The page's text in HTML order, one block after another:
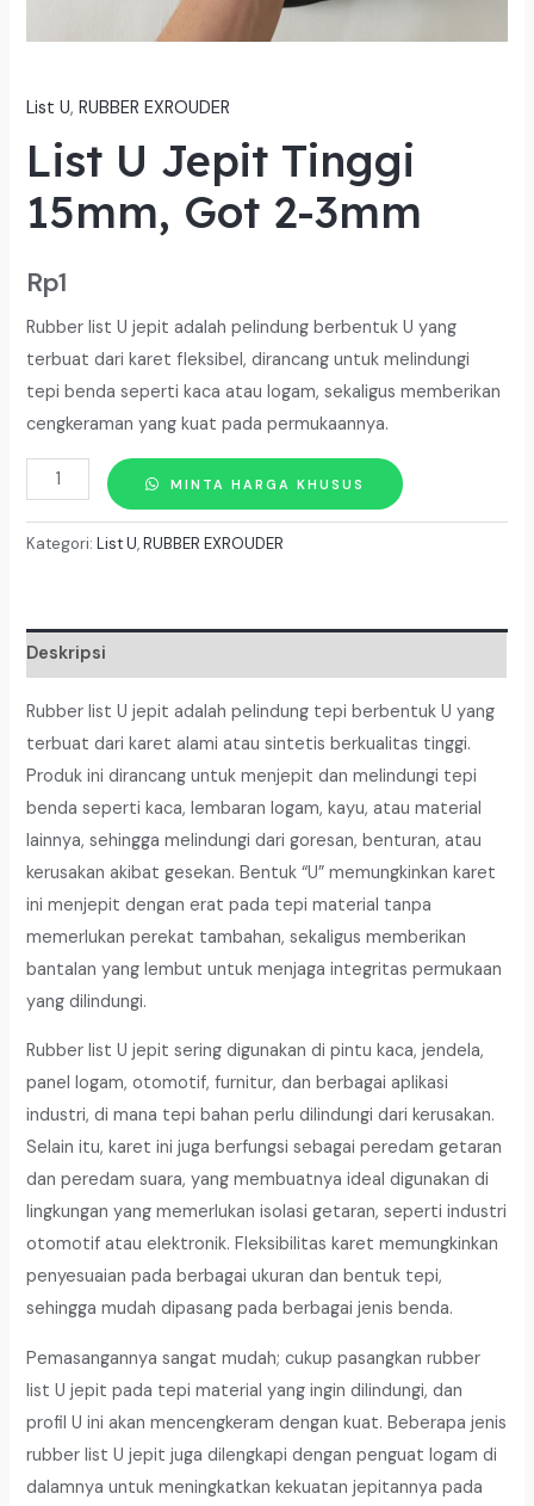
List U,RUBBER EXROUDER
List U Jepit Tinggi
15mm, Got 2-3mm
Rp1
Rubber list U jepit adalah pelindung berbentuk U yang
terbuat dari karet fleksibel, dirancang untuk melindungi
tepi benda seperti kaca atau logam, sekaligus memberikan
cengkeraman yang kuat pada permukaannya.
Kuantitas
List
U
15mm,
Got
MINTA HARGA KHUSUS
Kategori:List U,RUBBER EXROUDER
Deskripsi
Rubber list U jepit adalah pelindung tepi berbentuk U yang
terbuat dari karet alami atau sintetis berkualitas tinggi.
Produk ini dirancang untuk menjepit dan melindungi tepi
benda seperti kaca, lembaran logam, kayu, atau material
lainnya, sehingga melindungi dari goresan, benturan, atau
kerusakan akibat gesekan. Bentuk “U” memungkinkan karet
ini menjepit dengan erat pada tepi material tanpa
memerlukan perekat tambahan, sekaligus memberikan
bantalan yang lembut untuk menjaga integritas permukaan
yang dilindungi.
Rubber list U jepit sering digunakan di pintu kaca, jendela,
panel logam, otomotif, furnitur, dan berbagai aplikasi
industri, di mana tepi bahan perlu dilindungi dari kerusakan.
Selain itu, karet ini juga berfungsi sebagai peredam getaran
dan peredam suara, yang membuatnya ideal digunakan di
lingkungan yang memerlukan isolasi getaran, seperti industri
otomotif atau elektronik. Fleksibilitas karet memungkinkan
penyesuaian pada berbagai ukuran dan bentuk tepi,
sehingga mudah dipasang pada berbagai jenis benda.
Pemasangannya sangat mudah; cukup pasangkan rubber
list U jepit pada tepi material yang ingin dilindungi, dan
profil U ini akan mencengkeram dengan kuat. Beberapa jenis
rubber list U jepit juga dilengkapi dengan penguat logam di
dalamnya untuk meningkatkan kekuatan jepitannya pada